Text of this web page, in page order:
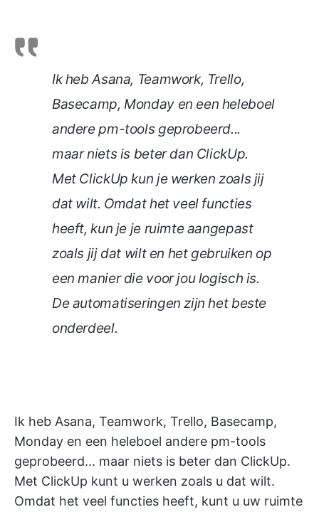
Ik heb Asana, Teamwork, Trello,
Basecamp, Monday en een heleboel
andere pm-tools geprobeerd...
maar niets is beter dan ClickUp.
Met ClickUp kun je werken zoals jij
dat wilt. Omdat het veel functies
heeft, kun je je ruimte aangepast
zoals jij dat wilt en het gebruiken op
een manier die voor jou logisch is.
De automatiseringen zijn het beste
onderdeel.
Ik heb Asana, Teamwork, Trello, Basecamp,
Monday en een heleboel andere pm-tools
geprobeerd... maar niets is beter dan ClickUp.
Met ClickUp kunt u werken zoals u dat wilt.
Omdat het veel functies heeft, kunt u uw ruimte